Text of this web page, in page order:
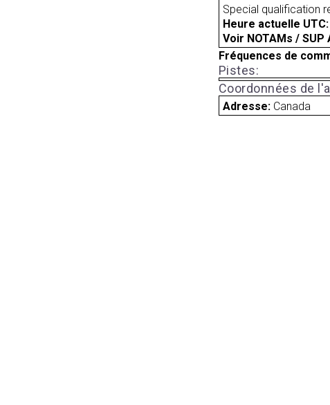
Special qualification
Heure actuelle UTC:
Voir NOTAMs /
Fréquences de
Pistes:
Coordonnées de
Adresse: Canada